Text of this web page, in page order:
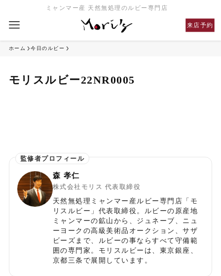
ミャンマー産 天然無処理のルビー専門店
来店予約
ホーム 今日のルビー
モリスルビー22NR0005
森 孝仁
株式会社モリス 代表取締役
天然無処理ミャンマー産ルビー専門店「モ
リスルビー」代表取締役。ルビーの原産地
ミャンマーの鉱山から、ジュネーブ、ニュ
ーヨークの高級美術品オークション、サザ
ビーズまで、ルビーの事ならすべて守備範
囲の専門家。モリスルビーは、東京銀座、
京都三条で展開しています。